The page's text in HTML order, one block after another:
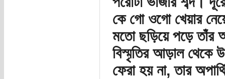
কে গো ওগো খেয়ার
মতো ছড়িয়ে পড়ে তাঁর
বিস্মৃতির আড়াল
ফেরা হয় না, তার